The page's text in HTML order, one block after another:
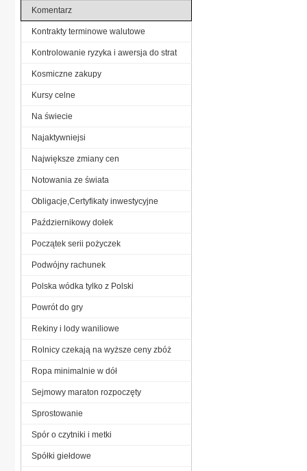
Komentarz
Kontrakty terminowe walutowe
Kontrolowanie ryzyka i awersja do strat
Kosmiczne zakupy
Kursy celne
Na świecie
Najaktywniejsi
Największe zmiany cen
Notowania ze świata
Obligacje,Certyfikaty inwestycyjne
Październikowy dołek
Początek serii pożyczek
Podwójny rachunek
Polska wódka tylko z Polski
Powrót do gry
Rekiny i lody waniliowe
Rolnicy czekają na wyższe ceny zbóż
Ropa minimalnie w dół
Sejmowy maraton rozpoczęty
Sprostowanie
Spór o czytniki i metki
Spółki giełdowe